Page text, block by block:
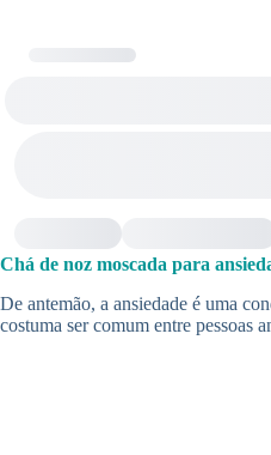
Chá de noz moscada para
De antemão, a ansiedade é uma
costuma ser comum entre pessoas